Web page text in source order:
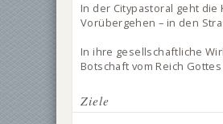
In der Citypastoral geht die
Vorübergehen – in den
In ihre gesellschaftliche
Botschaft vom Reich
Ziele